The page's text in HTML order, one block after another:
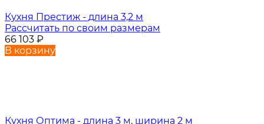
Кухня Престиж - длина 3,2 м
Рассчитать по своим размерам
66 103 ₽
В корзину
Кухня Оптима - длина 3 м, ширина 2 м